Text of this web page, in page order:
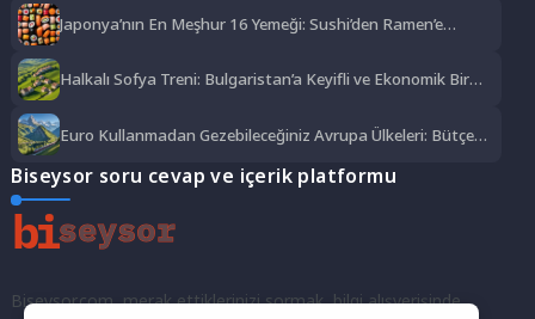
Japonya’nın En Meşhur 16 Yemeği: Sushi’den Ramen’e
Halkalı Sofya Treni: Bulgaristan’a Keyifli ve Ekonomik Bir
Euro Kullanmadan Gezebileceğiniz Avrupa Ülkeleri: Bütçe
Biseysor soru cevap ve içerik platformu
Biseysor.com, merak ettiklerinizi sormak, bilgi alışverişinde